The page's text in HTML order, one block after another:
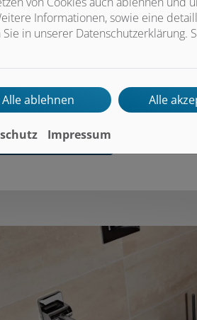
bequem online Termine
vereinbaren
Informationen, sowie eine
in unserer Datenschutzerklärung.
Alle ablehnen Alle
Impressum